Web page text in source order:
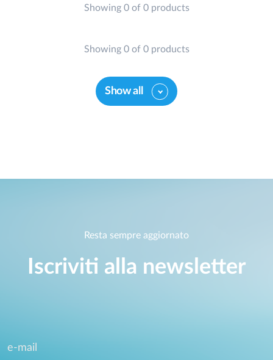
Showing 0 of 0 products
Showing 0 of 0 products
Show all
Resta sempre aggiornato
Iscriviti alla newsletter